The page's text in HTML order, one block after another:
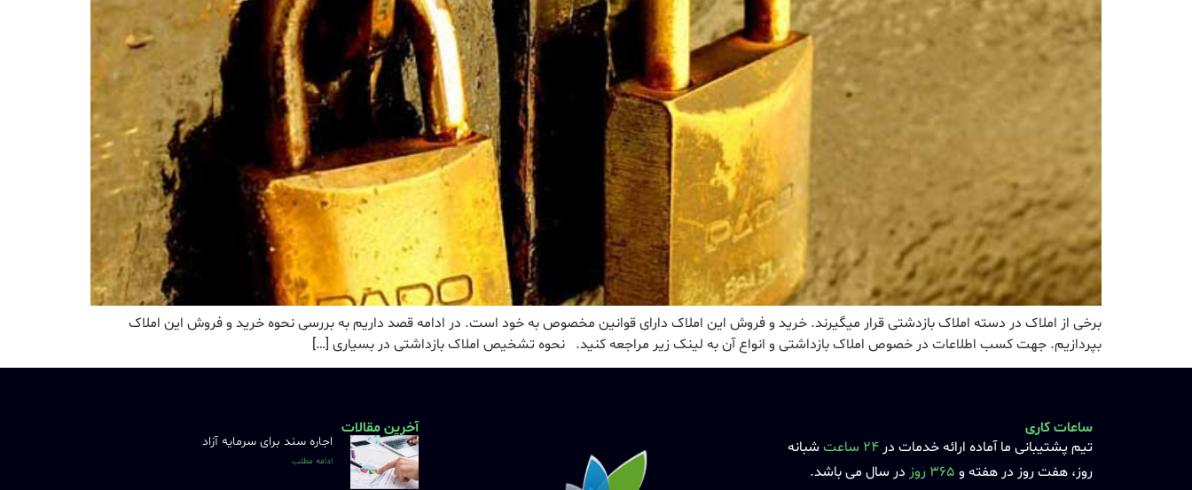
برخی از املاک در دسته املاک بازدشتی قرار میگیرند. خرید و فروش این املاک دارای قوانین مخصوص به خود است. در ادامه قصد داریم به بررسی نحوه خرید و فروش این املاک
بپردازیم. جهت کسب اطلاعات در خصوص املاک بازداشتی و انواع آن به لینک زیر مراجعه کنید. نحوه تشخیص املاک بازداشتی در بسیاری […]
ساعات کاری
تیم پشتیبانی ما آماده ارائه خدمات در 24 ساعت
شبانه
روز، هفت روز در هفته و 365 روز در سال می باشد.
آخرین مقالات
اجاره سند برای سرمایه آزاد
ادامه مطلب